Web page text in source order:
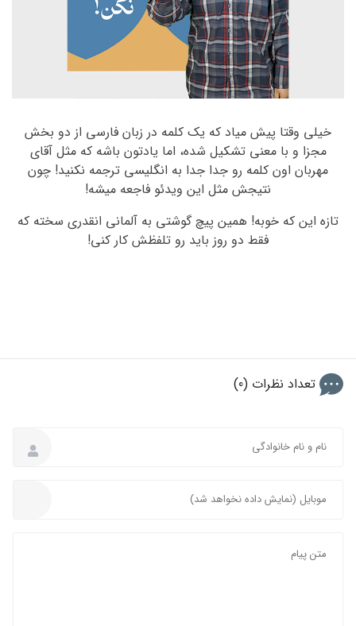
خیلی وقتا پیش میاد که یک کلمه در زبان فارسی از دو بخش
مجزا و با معنی تشکیل شده، اما یادتون باشه که مثل آقای
مهربان اون کلمه رو جدا جدا به انگلیسی ترجمه نکنید! چون
نتیجش مثل این ویدئو فاجعه میشه!
تازه این که خوبه! همین پیچ گوشتی به آلمانی انقدری سخته که
فقط دو روز باید رو تلفظش کار کنی!
تعداد نظرات (0)